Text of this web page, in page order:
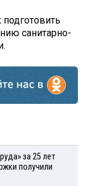
подготовить
санитарно-
за 25 лет
получили